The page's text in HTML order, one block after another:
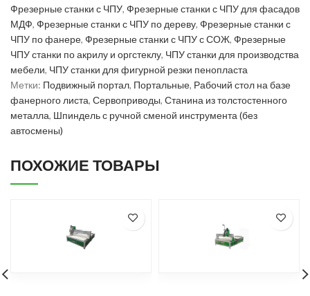
Фрезерные станки с ЧПУ, Фрезерные станки с ЧПУ для фасадов
МДФ, Фрезерные станки с ЧПУ по дереву, Фрезерные станки с
ЧПУ по фанере, Фрезерные станки с ЧПУ с СОЖ, Фрезерные
ЧПУ станки по акрилу и оргстеклу, ЧПУ станки для производства
мебели, ЧПУ станки для фигурной резки пенопласта
Метки: Подвижный портал, Портальные, Рабочий стол на базе
фанерного листа, Сервоприводы, Станина из толстостенного
металла, Шпиндель с ручной сменой инструмента (без
автосмены)
ПОХОЖИЕ ТОВАРЫ